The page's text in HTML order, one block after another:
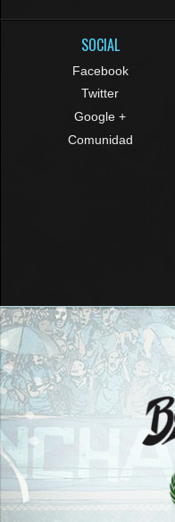
SOCIAL
Facebook
Twitter
Google +
Comunidad